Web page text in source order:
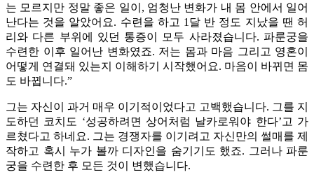
는 모르지만 정말 좋은 일이, 엄청난 변화가 내 몸 안에서 일어
난다는 것을 알았어요. 수련을 하고 1달 반 정도 지났을 땐 허
리와 다른 부위에 있던 통증이 모두 사라졌습니다. 파룬궁을
수련한 이후 일어난 변화였죠. 저는 몸과 마음 그리고 영혼이
어떻게 연결돼 있는지 이해하기 시작했어요. 마음이 바뀌면 몸
도 바뀝니다.”
그는 자신이 과거 매우 이기적이었다고 고백했습니다. 그를 지
도하던 코치도 ‘성공하려면 상어처럼 날카로워야 한다’고 가
르쳤다고 하네요. 그는 경쟁자를 이기려고 자신만의 썰매를 제
작하고 혹시 누가 볼까 디자인을 숨기기도 했죠. 그러나 파룬
궁을 수련한 후 모든 것이 변했습니다.